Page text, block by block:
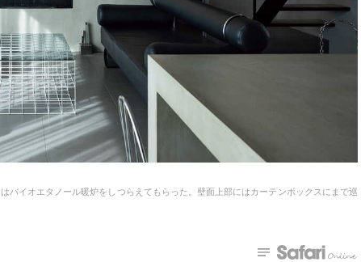
バイオエタノール暖炉をしつらえてもらった。壁面上部にはカーテンボックスにまで巡